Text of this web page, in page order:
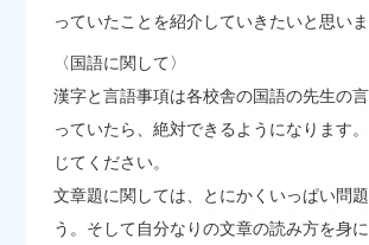
っていたことを紹介していきたいと思いま
〈国語に関して〉
漢字と言語事項は各校舎の国語の先生の
っていたら、絶対できるようになります
じてください。
文章題に関しては、とにかくいっぱい問
う。そして自分なりの文章の読み方を身